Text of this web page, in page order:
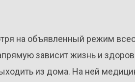
на объявленный режим
зависит жизнь и
из дома. На ней